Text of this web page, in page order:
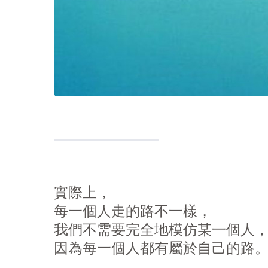
實際上，
每一個人走的路不一樣，
我們不需要完全地模仿某一個人
因為每一個人都有屬於自己的路